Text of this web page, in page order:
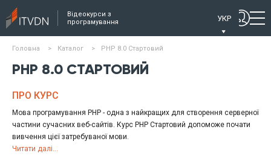
Відеокурси з
програмування
УКР
Головна > Каталог > PHP 8.0 Стартовий
PHP 8.0 СТАРТОВИЙ
ПРО КУРС
Мова програмування PHP - одна з найкращих для створення серверної
частини сучасних веб-сайтів. Курс PHP Стартовий допоможе почати
вивчення цієї затребуваної мови.
Почавши з встановлення та налаштування необхідного ПЗ, на даному
Читати далі...